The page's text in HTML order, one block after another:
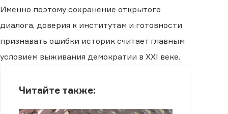
Именно поэтому сохранение открытого
диалога, доверия к институтам и готовности
признавать ошибки историк считает главным
условием выживания демократии в XXI веке.
Читайте также: